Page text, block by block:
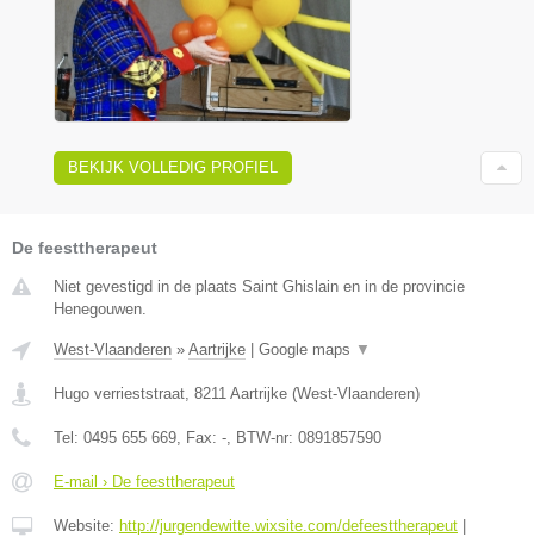
BEKIJK VOLLEDIG PROFIEL
De feesttherapeut
Niet gevestigd in de plaats Saint Ghislain en in de provincie
Henegouwen.
West-Vlaanderen » Aartrijke | Google maps ▼
Hugo verrieststraat 8211 Aartrijke (West-Vlaanderen)
Tel: 0495 655 669 , Fax: - , BTW-nr: 0891857590
E-mail › De feesttherapeut
Website: http://jurgendewitte.wixsite.com/defeesttherapeut |